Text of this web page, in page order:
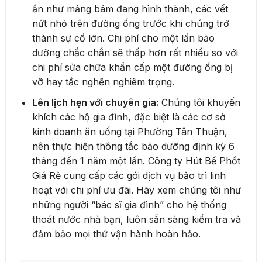
ẩn như mảng bám đang hình thành, các vết
nứt nhỏ trên đường ống trước khi chúng trở
thành sự cố lớn. Chi phí cho một lần bảo
dưỡng chắc chắn sẽ thấp hơn rất nhiều so với
chi phí sửa chữa khẩn cấp một đường ống bị
vỡ hay tắc nghẽn nghiêm trọng.
Lên lịch hẹn với chuyên gia: Chúng tôi khuyến
khích các hộ gia đình, đặc biệt là các cơ sở
kinh doanh ăn uống tại Phường Tân Thuận,
nên thực hiện thông tắc bảo dưỡng định kỳ 6
tháng đến 1 năm một lần. Công ty Hút Bể Phốt
Giá Rẻ cung cấp các gói dịch vụ bảo trì linh
hoạt với chi phí ưu đãi. Hãy xem chúng tôi như
những người “bác sĩ gia đình” cho hệ thống
thoát nước nhà bạn, luôn sẵn sàng kiểm tra và
đảm bảo mọi thứ vận hành hoàn hảo.